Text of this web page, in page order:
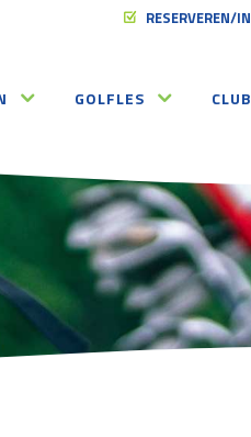
RESERVEREN/
GOLFLES CLUB